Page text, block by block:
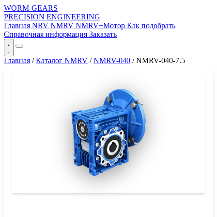
WORM-GEARS
PRECISION ENGINEERING
Главная NRV NMRV NMRV+Мотор Как подобрать
Справочная информация Заказать
Главная / Каталог NMRV / NMRV-040 / NMRV-040-7.5